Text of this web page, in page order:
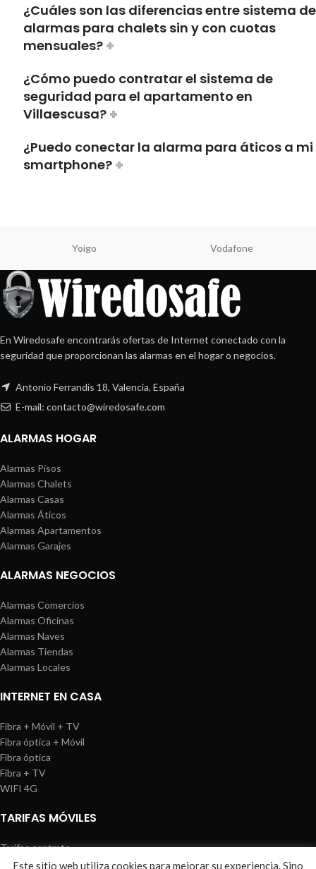
¿Cuáles son las diferencias entre sistema de
alarmas para chalets sin y con cuotas
mensuales?
¿Cómo puedo contratar el sistema de
seguridad para el apartamento en
Villaescusa?
¿Puedo conectar la alarma para áticos a mi
smartphone?
Yoigo Vodafone
En Wiredosafe encontrarás ofertas de Internet conectado con la
seguridad que proporcionan las alarmas en el hogar o negocios.
Antonio Ferrandis 18, Valencia, España
E-mail: contacto@wiredosafe.com
ALARMAS HOGAR
Alarmas Pisos
Alarmas Chalets
Alarmas Casas
Alarmas Áticos
Alarmas Apartamentos
Alarmas Garajes
ALARMAS NEGOCIOS
Alarmas Comercios
Alarmas Oficinas
Alarmas Naves
Alarmas Tiendas
Alarmas Locales
INTERNET EN CASA
Fibra + Móvil + TV
Fibra óptica + Móvil
Fibra óptica
Fibra + TV
WIFI 4G
TARIFAS MÓVILES
Tarifas contrato
Tarifas prepago
Este sitio web utiliza cookies para mejorar su experiencia. Sino